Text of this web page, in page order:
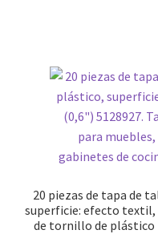
20 piezas de tapa de
superficie: efecto textil,
de tornillo de plástico